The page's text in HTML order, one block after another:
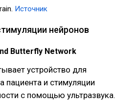
Источник
нейронов
Butterfly Network
устройство для
пациента и стимуляции
с помощью ультразвука.